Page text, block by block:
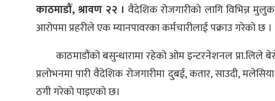
काठमाडौं, श्रावण २२ । वैदेशिक रोजगारीको लागि विभिन्न
आरोपमा प्रहरीले एक म्यानपावरका कर्मचारीलाई पक्राउ गरेको छ ।
काठमाडौंको बसुन्धारामा रहेको ओम इन्टरनेशनल
प्रलोभनमा पारी वैदेशिक रोजगारीमा दुबई, कतार, साउदी,
ठगी गरेको पाइएको छ।